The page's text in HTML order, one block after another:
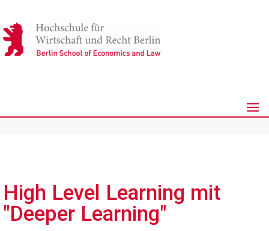
High Level Learning mit
"Deeper Learning"